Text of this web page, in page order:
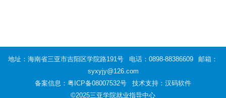
地址：海南省三亚市吉阳区学院路191号 电话：0898-88386609
邮箱：
syxyjy@126.com
备案信息：粤ICP备08007532号
技术支持：汉码软件
©2025三亚学院就业指导中心